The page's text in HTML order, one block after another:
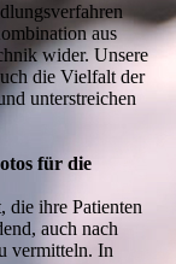
aus
wider. Unsere
die Vielfalt der
unterstreichen
für die
die ihre Patienten
auch nach
vermitteln. In